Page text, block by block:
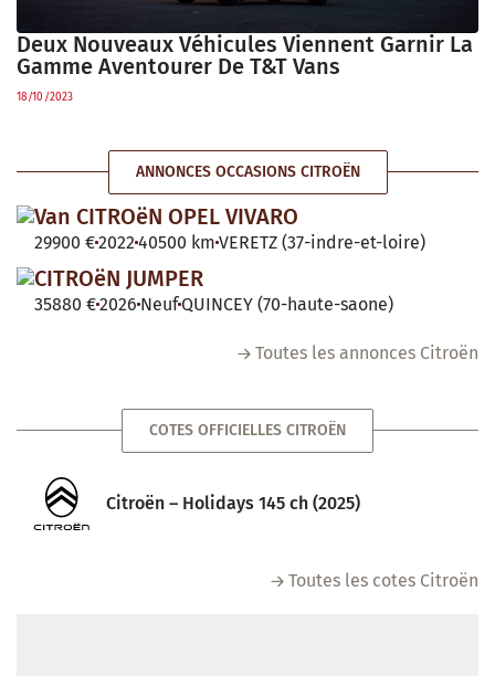
Deux Nouveaux Véhicules Viennent Garnir La
Gamme Aventourer De T&T Vans
18/10/2023
ANNONCES OCCASIONS CITROËN
Van CITROëN OPEL VIVARO
29900 €2022 40500 km VERETZ (37-indre-et-loire)
CITROëN JUMPER
35880 €2026 Neuf QUINCEY (70-haute-saone)
Toutes les annonces Citroën
COTES OFFICIELLES CITROËN
Citroën – Holidays 145 ch (2025)
Toutes les cotes Citroën